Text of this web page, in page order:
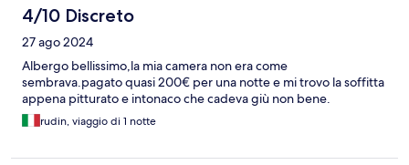
4/10 Discreto
27 ago 2024
Albergo bellissimo,la mia camera non era come
sembrava.pagato quasi 200€ per una notte e mi trovo la soffitta
appena pitturato e intonaco che cadeva giù non bene.
rudin, viaggio di 1 notte